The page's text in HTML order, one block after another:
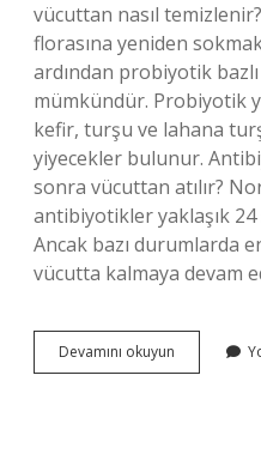
vücuttan nasıl
florasına yeniden
ardından probiyotik
mümkündür. Probiyotik
kefir, turşu ve lahana
yiyecekler bulunur.
sonra vücuttan atılır?
antibiyotikler yaklaşık 24
Ancak bazı durumlarda
vücutta kalmaya devam
Devamını okuyun Antibiyotik
Kalıntıları